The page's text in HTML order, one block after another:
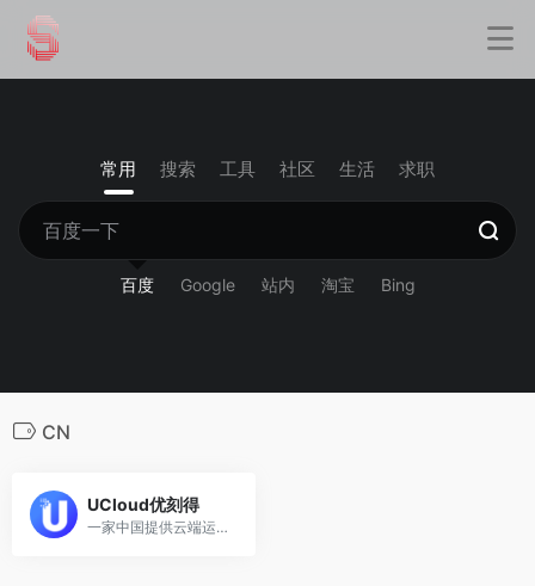
常用 搜索 工具 社区 生活 求职
百度 Google 站内 淘宝 Bing
CN
UCloud优刻得
一家中国提供云端运算服务的科技公司